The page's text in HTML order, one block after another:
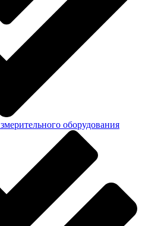
оборудования